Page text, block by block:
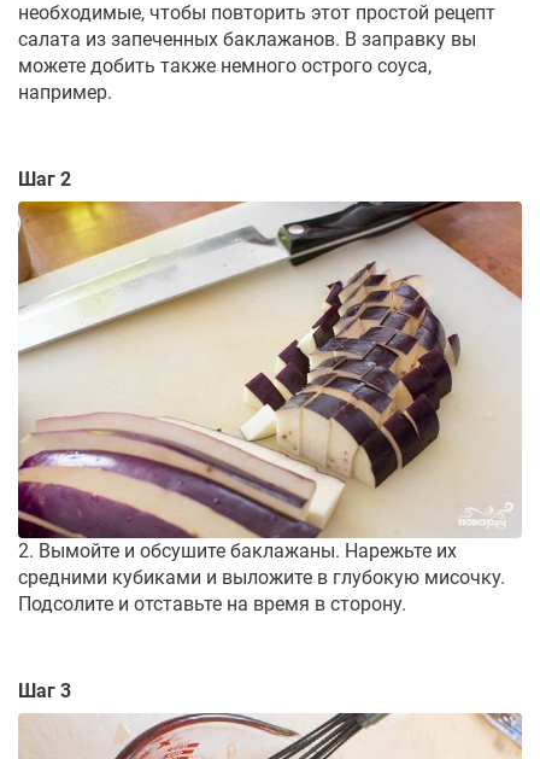
необходимые, чтобы повторить этот простой рецепт
салата из запеченных баклажанов. В заправку вы
можете добить также немного острого соуса,
например.
Шаг 2
2. Вымойте и обсушите баклажаны. Нарежьте их
средними кубиками и выложите в глубокую мисочку.
Подсолите и отставьте на время в сторону.
Шаг 3